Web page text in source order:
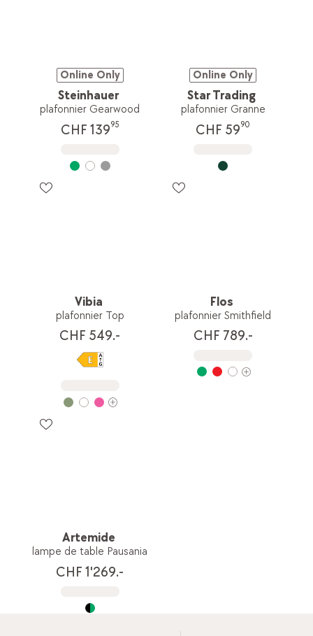
Online Only
Steinhauer
plafonnier Gearwood
CHF 13995
Online Only
Star Trading
plafonnier Granne
CHF 5990
Vibia
plafonnier Top
CHF 549.-
Flos
plafonnier Smithfield
CHF 789.-
Artemide
lampe de table Pausania
CHF 1'269.-